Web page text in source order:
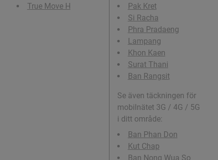
True Move H
Pak Kret
Si Racha
Phra Pradaeng
Lampang
Khon Kaen
Surat Thani
Ban Rangsit
Se även täckningen för
mobilnätet 3G / 4G / 5G
i ditt område:
Ban Phan Don
Kut Chap
Ban Nong Wua So